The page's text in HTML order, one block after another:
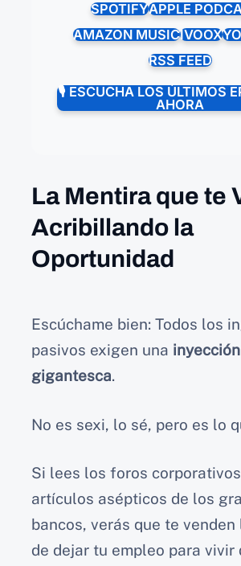
SPOTIFYAPPLE
AMAZON MUSICIVOOX
RSS FEED
🎙️ ESCUCHA LOS ÚLTIMOS
AHORA
La Mentira que te
Acribillando la
Oportunidad
Escúchame bien: Todos los
pasivos exigen una
gigantesca.
No es sexi, lo sé, pero es lo
Si lees los foros
artículos asépticos de los
bancos, verás que te
de dejar tu empleo para vivir